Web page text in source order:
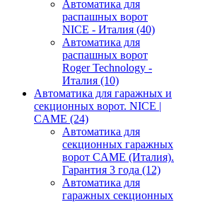
Автоматика для
распашных ворот
NICE - Италия (40)
Автоматика для
распашных ворот
Roger Technology -
Италия (10)
Автоматика для гаражных и
секционных ворот. NICE |
CAME (24)
Автоматика для
секционных гаражных
ворот CAME (Италия).
Гарантия 3 года (12)
Автоматика для
гаражных секционных